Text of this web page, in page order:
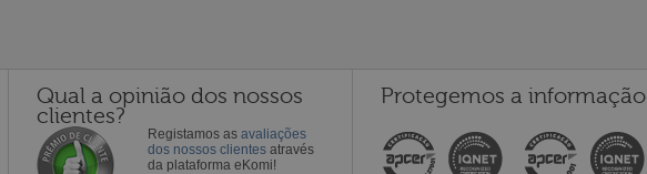
Qual a opinião dos nossos
clientes?
Registamos as avaliações
dos nossos clientes através
da plataforma eKomi!
Protegemos a informação